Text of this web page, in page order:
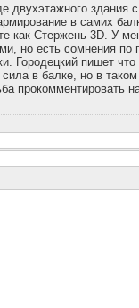
двухэтажного здания
в самих
как Стержень 3D. У
но есть сомнения по
Городецкий пишет
в балке, но в
прокомментировать